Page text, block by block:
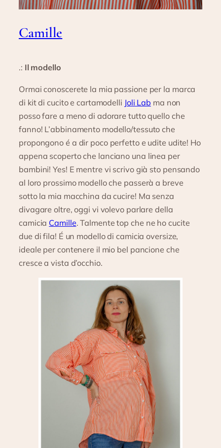
Camille
.: Il modello
Ormai conoscerete la mia passione per la marca
di kit di cucito e cartamodelli Joli Lab ma non
posso fare a meno di adorare tutto quello che
fanno! L’abbinamento modello/tessuto che
propongono é a dir poco perfetto e udite udite! Ho
appena scoperto che lanciano una linea per
bambini! Yes! E mentre vi scrivo già sto pensando
al loro prossimo modello che passerà a breve
sotto la mia macchina da cucire! Ma senza
divagare oltre, oggi vi volevo parlare della
camicia Camille. Talmente top che ne ho cucite
due di fila! É un modello di camicia oversize,
ideale per contenere il mio bel pancione che
cresce a vista d’occhio.